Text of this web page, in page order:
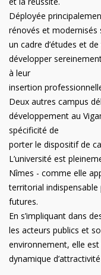
Déployée
rénovés et modernisés
un cadre d’études et
développer
à leur
insertion
Deux autres campus
développement au
spécificité de
porter le dispositif de
L’université est
Nîmes - comme elle
territorial
futures.
En s’impliquant dans
les acteurs publics et
environnement, elle
dynamique